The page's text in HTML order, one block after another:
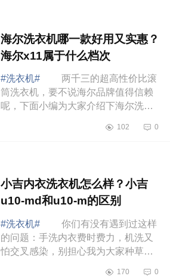
海尔洗衣机哪一款好用又实惠？
海尔x11属于什么档次
#洗衣机#
两千三的超高性价比滚
筒洗衣机，要不说海尔品牌值得信赖
呢，下面小编为大家介绍下海尔洗衣
么档次 海尔洗衣机哪一款好用又
102 0
小吉内衣洗衣机怎么样？小吉
u10-md和u10-m的区别
#洗衣机#
你们有没有遇到过这样
的问题：手洗内衣费时费力，机洗又
怕交叉感染，别担心我为大家种草一
170 0